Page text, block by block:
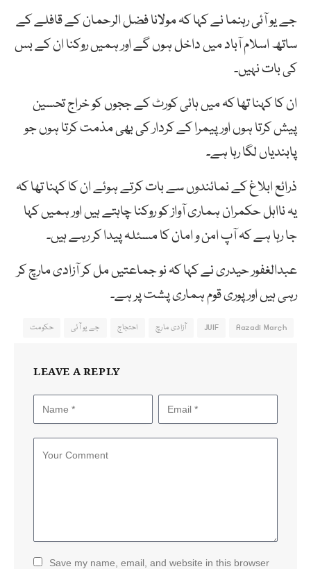
جے یو آئی رہنما نے کہا کہ مولانا فضل الرحمان کے قافلے کے
ساتھ اسلام آباد میں داخل ہوں گے اور ہمیں روکنا ان کے بس
کی بات نہیں۔
ان کا کہنا تھا کہ میں ہائی کورٹ کے ججوں کو خراج تحسین
پیش کرتا ہوں اور پیمرا کے کردار کی بھی مذمت کرتا ہوں جو
پابندیاں لگا رہا ہے۔
ذرائع ابلاغ کے نمائندوں سے بات کرتے ہوئے ان کا کہنا تھا کہ
یہ نااہل حکمران ہماری آواز کو روکنا چاہتے ہیں اور ہمیں کہا
جا رہا ہے کہ آپ امن و امان کا مسئلہ پیدا کر رہے ہیں۔
عبدالغفور حیدری نے کہا کہ نو جماعتیں مل کر آزادی مارچ کر
رہی ہیں اور پوری قوم ہماری پشت پر ہے۔
Aazadi March
JUIF آزادی مارچ احتجاج جے یو آئی حکومت
LEAVE A REPLY
Save my name, email, and website in this browser